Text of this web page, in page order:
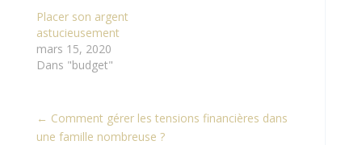
Placer son argent
astucieusement
mars 15, 2020
Dans "budget"
← Comment gérer les tensions financières dans
une famille nombreuse ?